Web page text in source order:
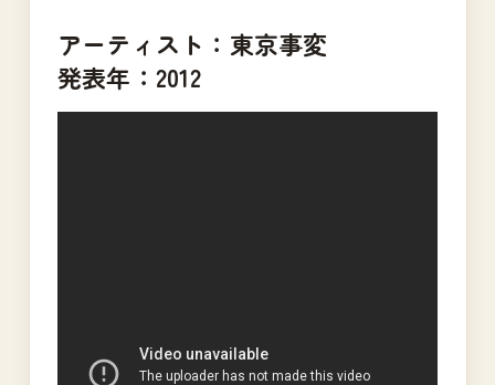
アーティスト：東京事変
発表年：2012